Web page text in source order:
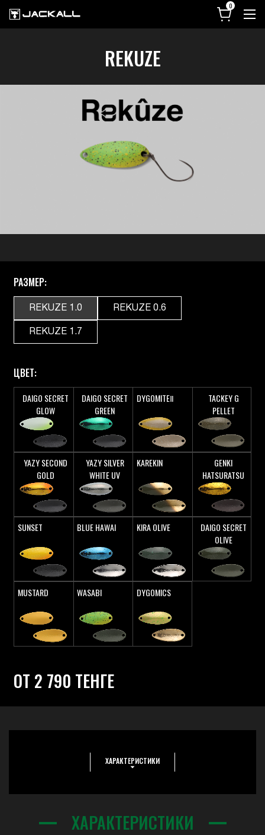
REKUZE
РАЗМЕР:
REKUZE 1.0 REKUZE 0.6
REKUZE 1.7
ЦВЕТ:
DAIGO SECRET
GLOW
DAIGO SECRET
GREEN
DYGOMITEⅡ
TACKEY G
PELLET
YAZY SECOND
GOLD
YAZY SILVER
WHITE UV
KAREKIN
GENKI
HATSURATSU
SUNSET BLUE HAWAI KIRA OLIVE
DAIGO SECRET
OLIVE
MUSTARD WASABI DYGOMICS
ОТ 2 790 ТЕНГЕ
ХАРАКТЕРИСТИКИ
ХАРАКТЕРИСТИКИ